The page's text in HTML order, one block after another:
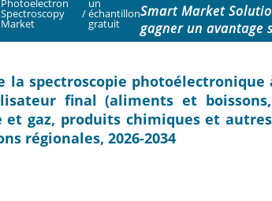
Photoelectron
Spectroscopy
Market
/
un
échantillon
gratuit
Smart Market
gagner un avantage
la spectroscopie
final (aliments et
gaz, produits chimiques et
régionales, 2026-2034